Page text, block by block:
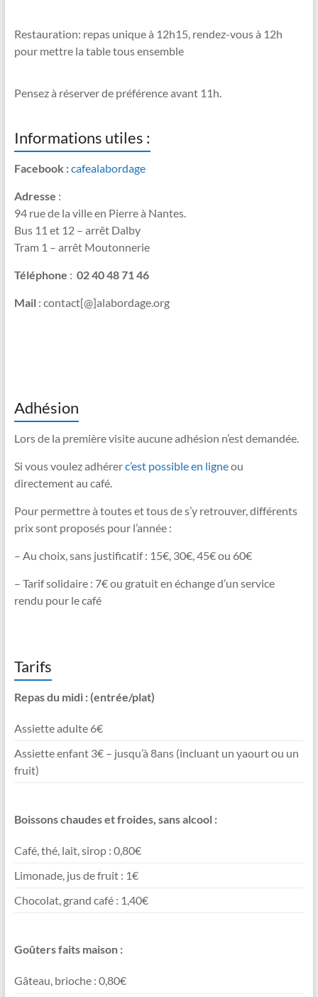
Restauration: repas unique à 12h15, rendez-vous à 12h
pour mettre la table tous ensemble
Pensez à réserver de préférence avant 11h.
Informations utiles :
Facebook :cafealabordage
Adresse :
94 rue de la ville en Pierre à Nantes.
Bus 11 et 12 – arrêt Dalby
Tram 1 – arrêt Moutonnerie
Téléphone : 02 40 48 71 46
Mail: contact[@]alabordage.org
Adhésion
Lors de la première visite aucune adhésion n’est demandée.
Si vous voulez adhérerc’est possible en ligneou
directement au café.
Pour permettre à toutes et tous de s’y retrouver, différents
prix sont proposés pour l’année :
– Au choix, sans justificatif : 15€, 30€, 45€ ou 60€
– Tarif solidaire : 7€ ou gratuit en échange d’un service
rendu pour le café
Tarifs
Repas du midi : (entrée/plat)
Assiette adulte 6€
Assiette enfant 3€ – jusqu’à 8ans (incluant un yaourt ou un
fruit)
Boissons chaudes et froides, sans alcool :
Café, thé, lait, sirop : 0,80€
Limonade, jus de fruit : 1€
Chocolat, grand café : 1,40€
Goûters faits maison :
Gâteau, brioche : 0,80€